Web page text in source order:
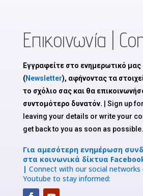
Επικοινωνία |
Εγγραφείτε στο ενημερωτικό μας
(Newsletter), αφήνοντας τα
το σχόλιο σας και θα
συντομότερο δυνατόν. | Sign up
leaving your details or write your
get back to you as soon as possible.
Για αμεσότερη ενημέρωση
στα κοινωνικά δίκτυα
| Connect with our social networks
Youtube to stay informed: